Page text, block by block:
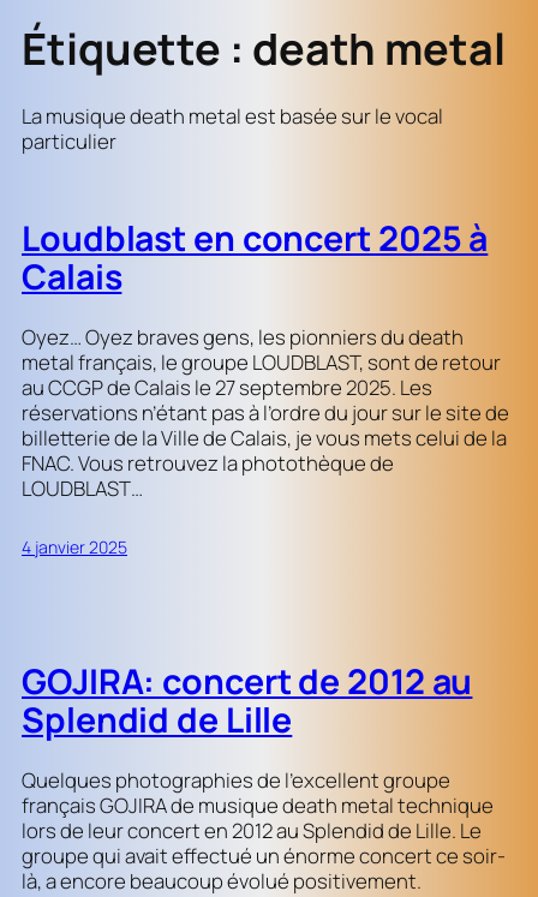
Étiquette : death metal
La musique death metal est basée sur le vocal
particulier
Loudblast en concert 2025 à
Calais
Oyez… Oyez braves gens, les pionniers du death
metal français, le groupe LOUDBLAST, sont de retour
au CCGP de Calais le 27 septembre 2025. Les
réservations n’étant pas à l’ordre du jour sur le site de
billetterie de la Ville de Calais, je vous mets celui de la
FNAC. Vous retrouvez la photothèque de
LOUDBLAST…
4 janvier 2025
GOJIRA: concert de 2012 au
Splendid de Lille
Quelques photographies de l’excellent groupe
français GOJIRA de musique death metal technique
lors de leur concert en 2012 au Splendid de Lille. Le
groupe qui avait effectué un énorme concert ce soir-
là, a encore beaucoup évolué positivement.